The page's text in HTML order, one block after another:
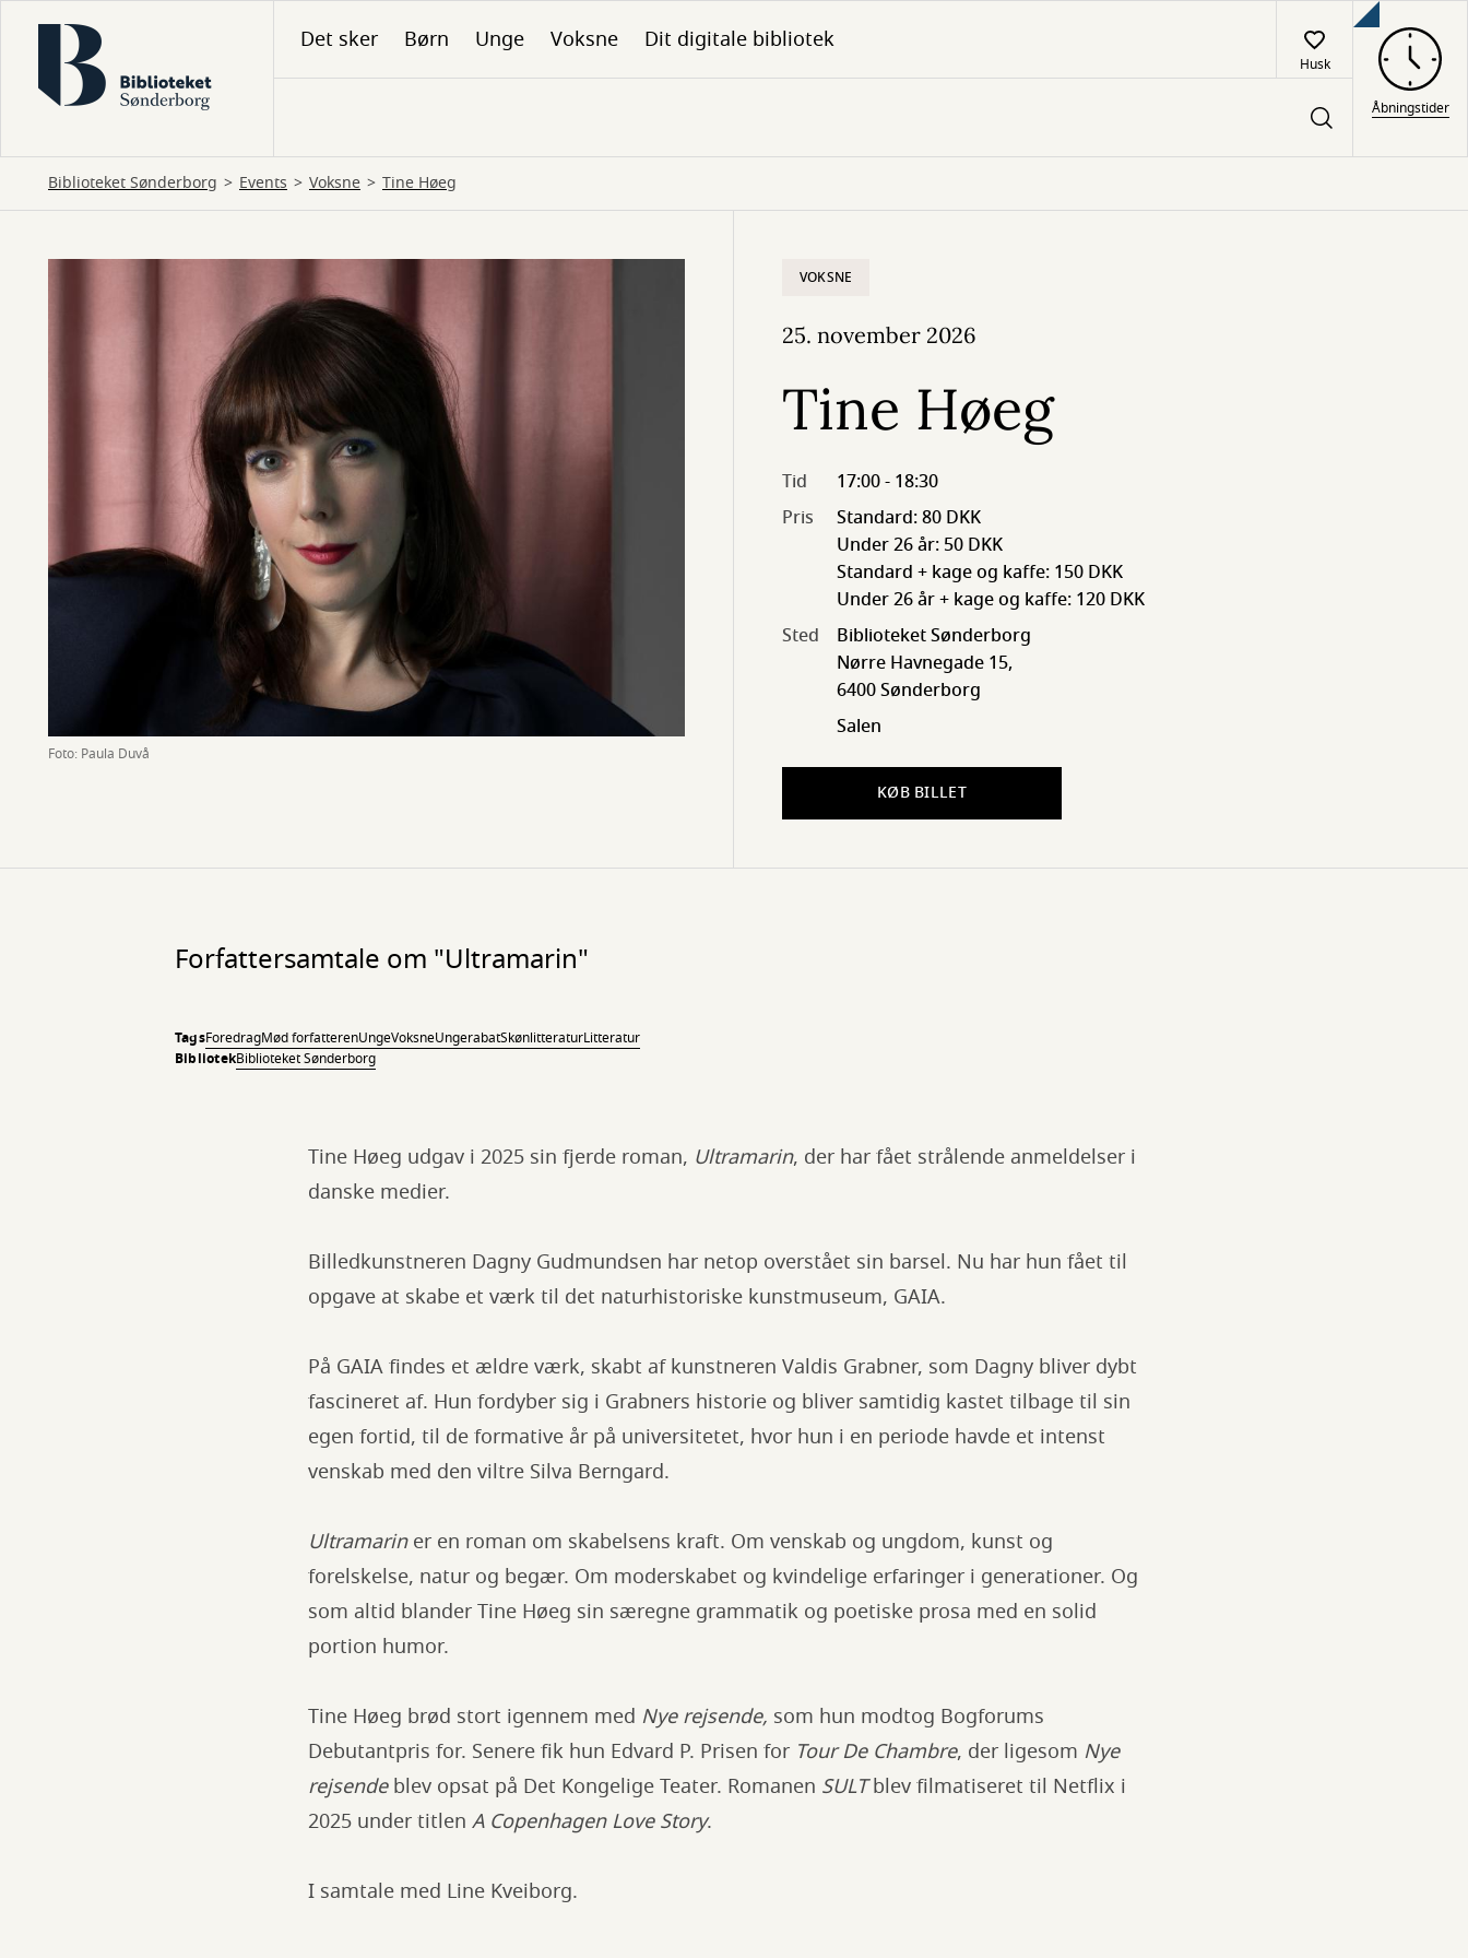
hovedindhold
Det sker Børn Unge Voksne Dit digitale bibliotek
Husk
Åbningstider
Biblioteket Sønderborg Events Voksne Tine Høeg
Foto: Paula Duvå
VOKSNE
25. november 2026
Tine Høeg
Tid
17:00 - 18:30
Pris
Standard: 80 DKK
Under 26 år: 50 DKK
Standard + kage og kaffe: 150 DKK
Under 26 år + kage og kaffe: 120 DKK
Sted
Biblioteket Sønderborg
Nørre Havnegade 15,
6400 Sønderborg
Salen
KØB BILLET
Forfattersamtale om "Ultramarin"
TagsForedragMød forfatterenUngeVoksneUngerabatSkønlitteraturLitteratur
BibliotekBiblioteket Sønderborg
Tine Høeg udgav i 2025 sin fjerde roman, Ultramarin, der har fået strålende anmeldelser i
danske medier.
Billedkunstneren Dagny Gudmundsen har netop overstået sin barsel. Nu har hun fået til
opgave at skabe et værk til det naturhistoriske kunstmuseum, GAIA.
På GAIA findes et ældre værk, skabt af kunstneren Valdis Grabner, som Dagny bliver dybt
fascineret af. Hun fordyber sig i Grabners historie og bliver samtidig kastet tilbage til sin
egen fortid, til de formative år på universitetet, hvor hun i en periode havde et intenst
venskab med den viltre Silva Berngard.
Ultramariner en roman om skabelsens kraft. Om venskab og ungdom, kunst og
forelskelse, natur og begær. Om moderskabet og kvindelige erfaringer i generationer. Og
som altid blander Tine Høeg sin særegne grammatik og poetiske prosa med en solid
portion humor.
Tine Høeg brød stort igennem med Nye rejsende, som hun modtog Bogforums
Debutantpris for. Senere fik hun Edvard P. Prisen for Tour De Chambre, der ligesom Nye
rejsendeblev opsat på Det Kongelige Teater. Romanen SULTblev filmatiseret til Netflix i
2025 under titlen A Copenhagen Love Story.
I samtale med Line Kveiborg.